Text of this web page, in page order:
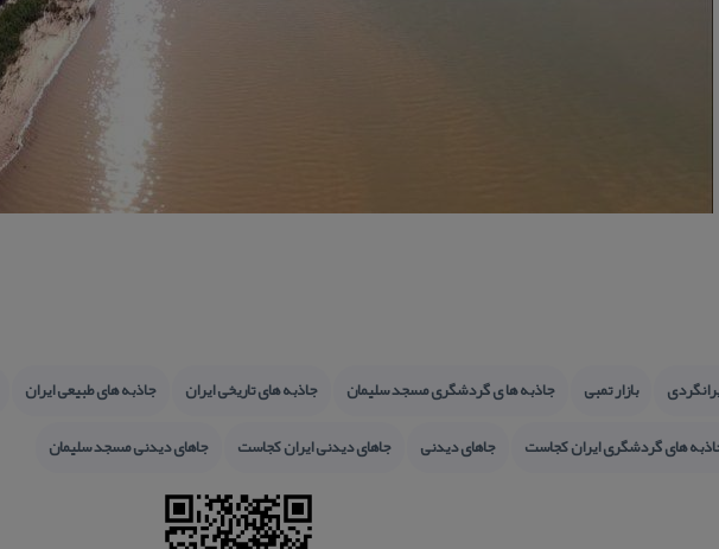
بازار تمبی جاذبه ها ی گردشگری مسجد سلیمان جاذبه های تاریخی ایران جاذبه های طبیعی ایران
های گردشگری ایران كجاست
جاهای دیدنی جاهای دیدنی ایران كجاست جاهای دیدنی مسجد سلیمان